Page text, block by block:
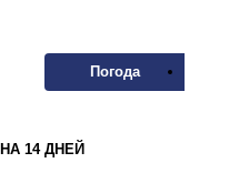
Погода
НА 14 ДНЕЙ